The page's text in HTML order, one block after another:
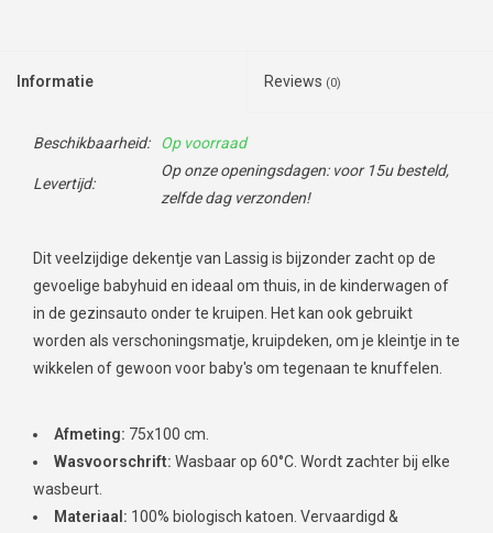
Informatie Reviews (0)
Beschikbaarheid: Op voorraad
Levertijd:
Op onze openingsdagen: voor 15u besteld,
zelfde dag verzonden!
Dit veelzijdige dekentje van Lassig is bijzonder zacht op de
gevoelige babyhuid en ideaal om thuis, in de kinderwagen of
in de gezinsauto onder te kruipen. Het kan ook gebruikt
worden als verschoningsmatje, kruipdeken, om je kleintje in te
wikkelen of gewoon voor baby's om tegenaan te knuffelen.
Afmeting: 75x100 cm.
Wasvoorschrift: Wasbaar op 60°C. Wordt zachter bij elke
wasbeurt.
Materiaal: 100% biologisch katoen. Vervaardigd &